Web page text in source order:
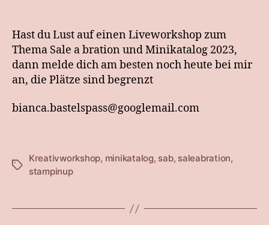
Hast du Lust auf einen Liveworkshop zum
Thema Sale a bration und Minikatalog 2023,
dann melde dich am besten noch heute bei mir
an, die Plätze sind begrenzt
bianca.bastelspass@googlemail.com
Schlagwörter
Kreativworkshop, minikatalog, sab, saleabration,
stampinup